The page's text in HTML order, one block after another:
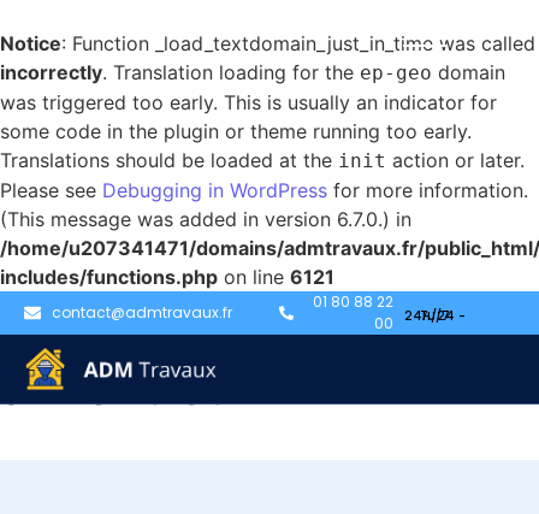
Notice: Function _load_textdomain_just_in_time was called
incorrectly. Translation loading for the ep-geo domain
was triggered too early. This is usually an indicator for
some code in the plugin or theme running too early.
Translations should be loaded at the init action or later.
Please see Debugging in WordPress for more information.
(This message was added in version 6.7.0.) in
/home/u207341471/domains/admtravaux.fr/
includes/functions.php on line 6121
contact@admtravaux.fr
01 80 88 22
00
Serruriers disponibles
à Montreuil-2